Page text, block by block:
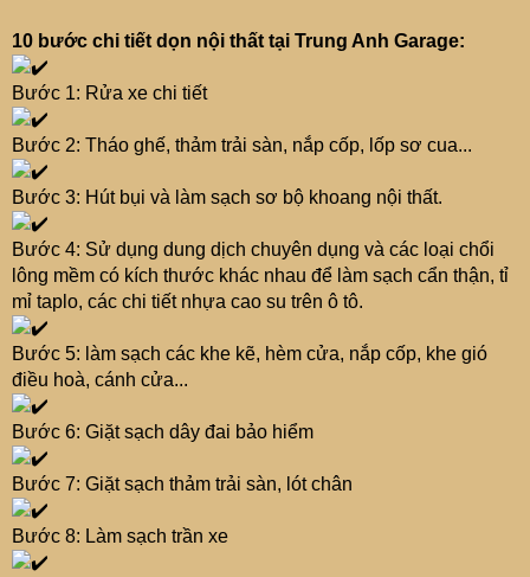
10 bước chi tiết dọn nội thất tại Trung Anh Garage:
Bước 1: Rửa xe chi tiết
Bước 2: Tháo ghế, thảm trải sàn, nắp cốp, lốp sơ cua...
Bước 3: Hút bụi và làm sạch sơ bộ khoang nội thất.
Bước 4: Sử dụng dung dịch chuyên dụng và các loại chổi
lông mềm có kích thước khác nhau để làm sạch cẩn thận, tỉ
mỉ taplo, các chi tiết nhựa cao su trên ô tô.
Bước 5: làm sạch các khe kẽ, hèm cửa, nắp cốp, khe gió
điều hoà, cánh cửa...
Bước 6: Giặt sạch dây đai bảo hiểm
Bước 7: Giặt sạch thảm trải sàn, lót chân
Bước 8: Làm sạch trần xe